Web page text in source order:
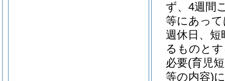
ず、4週間
等にあっ
週休日、短
るものと
必要(育児
等の内容)